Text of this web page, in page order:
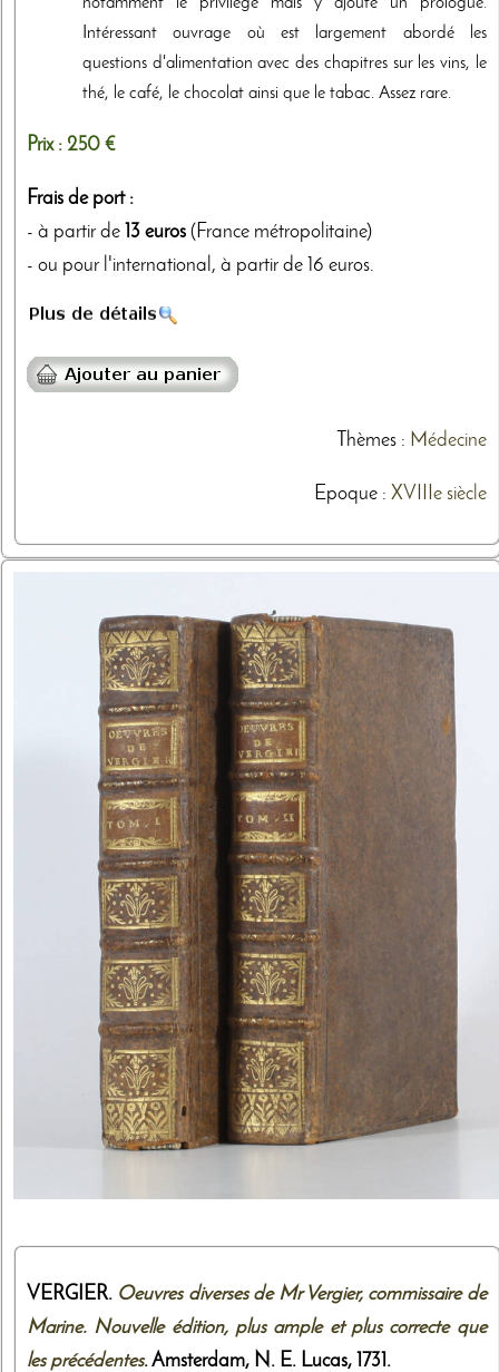
notamment le privilège mais y ajoute un prologue.
Intéressant ouvrage où est largement abordé les
questions d'alimentation avec des chapitres sur les vins, le
thé, le café, le chocolat ainsi que le tabac. Assez rare.
Prix : 250 €
Frais de port :
- à partir de 13 euros (France métropolitaine)
- ou pour l'international, à partir de 16 euros.
Thèmes: Médecine
Epoque : XVIIIe siècle
VERGIER. Oeuvres diverses de Mr Vergier, commissaire de
Marine. Nouvelle édition, plus ample et plus correcte que
les précédentes. Amsterdam, N. E. Lucas, 1731 .